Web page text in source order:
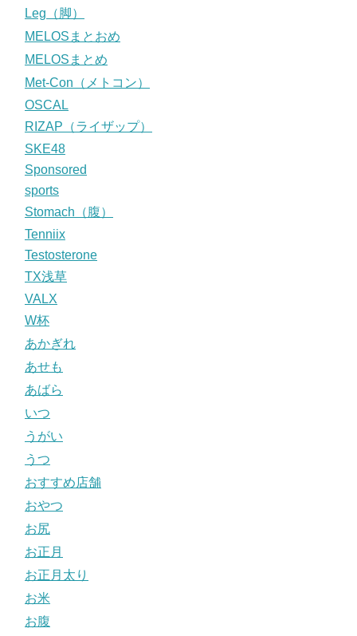
Leg（脚）
MELOSまとおめ
MELOSまとめ
Met-Con（メトコン）
OSCAL
RIZAP（ライザップ）
SKE48
Sponsored
sports
Stomach（腹）
Tenniix
Testosterone
TX浅草
VALX
W杯
あかぎれ
あせも
あばら
いつ
うがい
うつ
おすすめ店舗
おやつ
お尻
お正月
お正月太り
お米
お腹